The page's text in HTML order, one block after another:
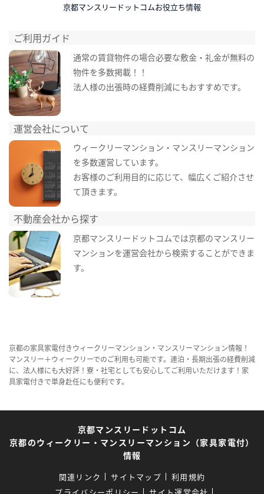
京都マンスリードットコムお役立ち情報
ご利用ガイド
通常の賃貸物件の場合必要な敷金・礼金が無料の
物件を多数掲載！！
法人様の出張時の経費削減にもおすすめです。
運営会社について
ウィークリーマンション・マンスリーマンション
を多数運営しています。
お客様のご利用目的に応じて、幅広くご紹介させ
て頂きます。
不動産会社から探す
京都マンスリードットコムでは京都のマンスリー
マンションを運営会社から検索することができま
す。
京都の家具家電付きウィークリーマンション・マンスリーマンション情報！
マンスリー＋ウィークリーでのご利用も可能です。連泊・長期出張の経費削減
に、法人様にも大好評！寮・社宅としても安心してご利用いただけます！家
具家電付きで単身赴任にも便利です。
京都マンスリードットコム
京都のウィークリー・マンスリーマンション（家具家電付）
情報
関連リンク サイトマップ
利用規約